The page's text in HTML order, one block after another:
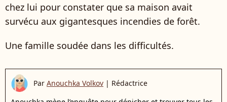
chez lui pour constater que sa maison avait
survécu aux gigantesques incendies de forêt.
Une famille soudée dans les difficultés.
Par Anouchka Volkov | Rédactrice